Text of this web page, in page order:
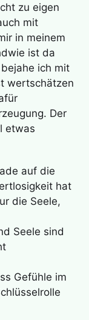
zu eigen
mit
in meinem
ist da
ich mit
wertschätzen
Der
etwas
auf die
hat
die Seele,
Seele sind
Gefühle im